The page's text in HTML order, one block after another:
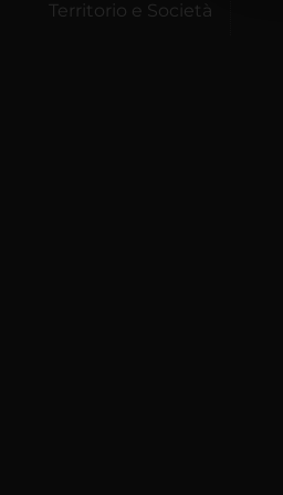
Territorio e Società